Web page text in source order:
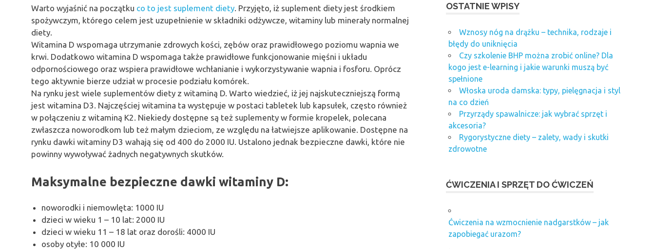
Warto wyjaśnić na początku co to jest suplement diety. Przyjęto, iż suplement diety jest środkiem
spożywczym, którego celem jest uzupełnienie w składniki odżywcze, witaminy lub minerały normalnej
diety.
Witamina D wspomaga utrzymanie zdrowych kości, zębów oraz prawidłowego poziomu wapnia we
krwi. Dodatkowo witamina D wspomaga także prawidłowe funkcjonowanie mięśni i układu
odpornościowego oraz wspiera prawidłowe wchłanianie i wykorzystywanie wapnia i fosforu. Oprócz
tego aktywnie bierze udział w procesie podziału komórek.
Na rynku jest wiele suplementów diety z witaminą D. Warto wiedzieć, iż jej najskuteczniejszą formą
jest witamina D3. Najczęściej witamina ta występuje w postaci tabletek lub kapsułek, często również
w połączeniu z witaminą K2. Niekiedy dostępne są też suplementy w formie kropelek, polecana
zwłaszcza noworodkom lub też małym dzieciom, ze względu na łatwiejsze aplikowanie. Dostępne na
rynku dawki witaminy D3 wahają się od 400 do 2000 IU. Ustalono jednak bezpieczne dawki, które nie
powinny wywoływać żadnych negatywnych skutków.
Maksymalne bezpieczne dawki witaminy D:
noworodki i niemowlęta: 1000 IU
dzieci w wieku 1 – 10 lat: 2000 IU
dzieci w wieku 11 – 18 lat oraz dorośli: 4000 IU
osoby otyłe: 10 000 IU
OSTATNIE WPISY
Wznosy nóg na drążku – technika, rodzaje i
błędy do uniknięcia
Czy szkolenie BHP można zrobić online? Dla
kogo jest e-learning i jakie warunki muszą być
spełnione
Włoska uroda damska: typy, pielęgnacja i styl
na co dzień
Przyrządy spawalnicze: jak wybrać sprzęt i
akcesoria?
Rygorystyczne diety – zalety, wady i skutki
zdrowotne
ĆWICZENIA I SPRZĘT DO ĆWICZEŃ
Ćwiczenia na wzmocnienie nadgarstków – jak
zapobiegać urazom?